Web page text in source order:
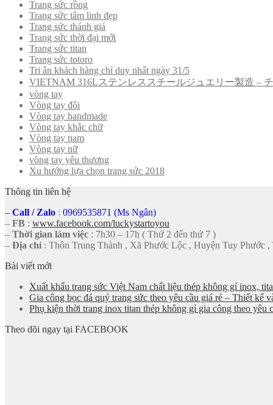
Trang sức rồng
Trang sức tâm linh đẹp
Trang sức thánh giá
Trang sức thời đại mới
Trang sức titan
Trang sức totoro
Tri ân khách hàng chỉ duy nhất ngày 31/5
VIETNAM 316Lステンレススチールジュエリー製造 –
vòng tay
Vòng tay đôi
Vòng tay handmade
Vòng tay khắc chữ
Vòng tay nam
Vòng tay nữ
vòng tay yêu thương
Xu hướng lựa chọn trang sức 2018
Thông tin liên hệ
– Call / Zalo : 0969535871 (Ms Ngân)
– FB : www.facebook.com/luckystartoyou
– Thời gian làm việc : 7h30 – 17h ( Thứ 2 đến thứ 7 )
– Địa chỉ : Thôn Trung Thành , Xã Phước Lộc , Huyện Tuy Phước
Bài viết mới
Xuất khẩu trang sức Việt Nam chất liệu thép không gỉ inox,
Gia công bọc đá quý trang sức theo yêu cầu giá rẻ – Thiết kế
Phụ kiện thời trang inox titan thép không gỉ gia công theo yêu
Theo dõi ngay tại FACEBOOK